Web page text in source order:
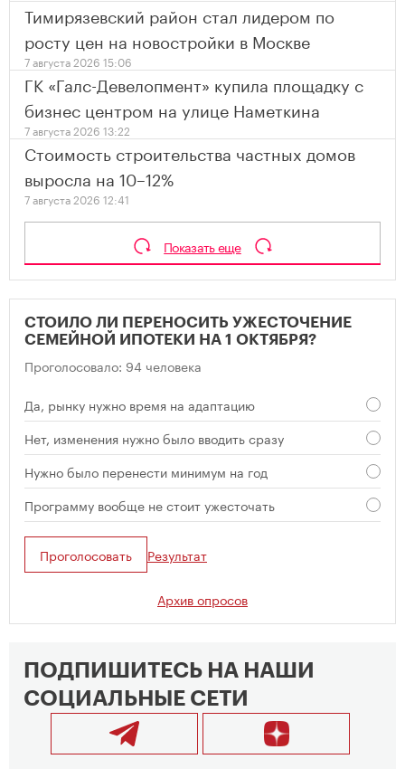
Тимирязевский район стал лидером по
росту цен на новостройки в Москве
7 августа 2026 15:06
ГК «Галс-Девелопмент» купила площадку с
бизнес центром на улице Наметкина
7 августа 2026 13:22
Стоимость строительства частных домов
выросла на 10–12%
7 августа 2026 12:41
Показать еще
СТОИЛО ЛИ ПЕРЕНОСИТЬ УЖЕСТОЧЕНИЕ
СЕМЕЙНОЙ ИПОТЕКИ НА 1 ОКТЯБРЯ?
Проголосовало: 94 человека
Да, рынку нужно время на адаптацию
Нет, изменения нужно было вводить сразу
Нужно было перенести минимум на год
Программу вообще не стоит ужесточать
Проголосовать Результат
Архив опросов
ПОДПИШИТЕСЬ НА НАШИ
СОЦИАЛЬНЫЕ СЕТИ